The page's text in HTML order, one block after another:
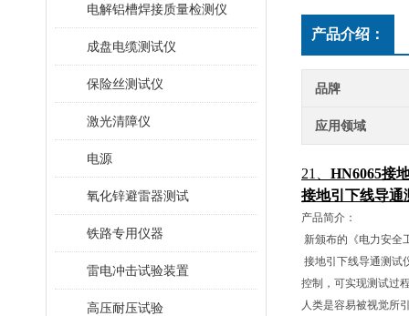
电解铝槽焊接质量检测仪
成盘电缆测试仪
保险丝测试仪
激光清障仪
电源
氧化锌避雷器测试
铁路专用仪器
雷电冲击试验装置
高压耐压试验
产品介绍：
品牌
应用领域
21、 HN6065接
接地引下线导通
产品简介：
新颁布的《电力安
接地引下线导通测试
控制，可实现测试过
人类是容易被视觉所